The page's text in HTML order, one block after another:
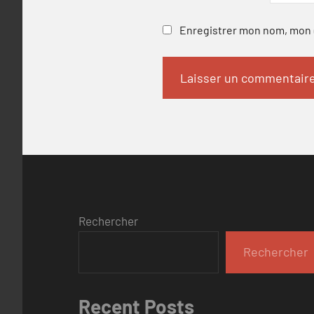
Enregistrer mon nom,
Rechercher
Rechercher
Recent Posts